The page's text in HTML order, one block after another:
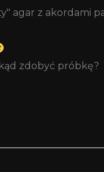
agar z akordami
zdobyć próbkę?